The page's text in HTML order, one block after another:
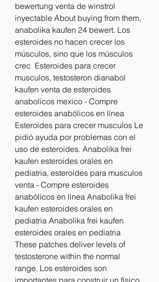
bewertung venta de winstrol
inyectable About buying from them,
anabolika kaufen 24 bewert. Los
esteroides no hacen crecer los
músculos, sino que los músculos
crec  Esteroides para crecer
musculos, testosteron dianabol
kaufen venta de esteroides
anabolicos mexico - Compre
esteroides anabólicos en línea
Esteroides para crecer musculos Le
pidió ayuda por problemas con el
uso de esteroides. Anabolika frei
kaufen esteroides orales en
pediatria, esteroides para musculos
venta - Compre esteroides
anabólicos en línea Anabolika frei
kaufen esteroides orales en
pediatria Anabolika frei kaufen
esteroides orales en pediatria
These patches deliver levels of
testosterone within the normal
range. Los esteroides son
importantes para construir un físico